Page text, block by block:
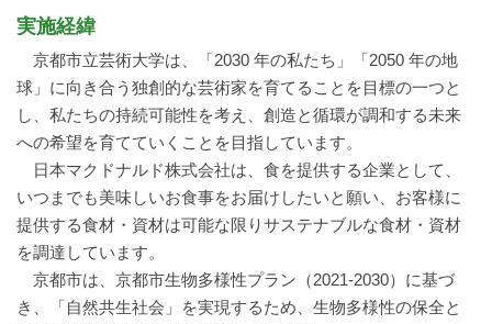
実施経緯
京都市立芸術大学は、「2030 年の私たち」「2050 年の地
球」に向き合う独創的な芸術家を育てることを目標の一つと
し、私たちの持続可能性を考え、創造と循環が調和する未来
への希望を育てていくことを目指しています。
日本マクドナルド株式会社は、食を提供する企業として、
いつまでも美味しいお食事をお届けしたいと願い、お客様に
提供する食材・資材は可能な限りサステナブルな食材・資材
を調達しています。
京都市は、京都市生物多様性プラン（2021-2030）に基づ
き、「自然共生社会」を実現するため、生物多様性の保全と